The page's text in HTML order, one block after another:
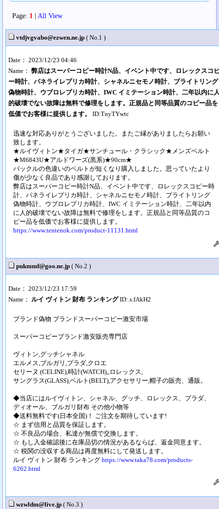
Page: 1 | All View
vtdjvgvabo@ezwen.ne.jp ( No.1 )
Date： 2023/12/23 04:46
Name：弊店はスーパーコピー時計N品、イベント中です、ロレックスコ
ー時計、パネライレプリカ時計、シャネルニセモノ時計、ブライトリング
偽物時計、ウブロレプリカ時計、IWC イミテーション時計、二年以内に
的破壊でない故障は無料で修理をします。正規品と同等品質のコピー品を
低価でお客様に提供します。
ID:TnyTYwtc
迅速な対応ありがとうございました。またご縁がありましたらお願い
致します。
★ルイヴィトン★タイガ★サンチュール・クラシック★メンズベルト
★M6843U★アルドワーズ(黒系)★90cm★
バックルの色違いのベルトが短くなり購入しました。思っていたより
傷が少なく良品であり感謝しております。
弊店はスーパーコピー時計N品、イベント中です、ロレックスコピー時
計、パネライレプリカ時計、シャネルニセモノ時計、ブライトリング
偽物時計、ウブロレプリカ時計、IWC イミテーション時計、二年以内
に人的破壊でない故障は無料で修理をします。正規品と同等品質のコ
ピー品を低価でお客様に提供します。
https://www.tentenok.com/product-11131.html
pukmmf@goo.ne.jp ( No.2 )
Date： 2023/12/23 17:59
Name：ルイ ヴィトン 財布 ランキングID:.s.fAkH2
ブランド偽物 ブランドスーパーコピー激安市場
スーパーコピーブランド激安販売専門店
ヴィトン,グッチシャネル
エルメス,ブルガリ,プラダ,クロエ
セリーヌ (CELINE),時計(WATCH),,ロレックス,
サングラス(GLASS),ベルト(BELT),アクセサリー,帽子の販売、通販。
◆当店にはルイヴィトン、シャネル、グッチ、ロレックス、プラダ、
ディオール、ブルガリ財布 その他小物等
◆送料無料です(日本全国)！ ご注文を期待しています!
☆ まず信用と品質を保証します。
☆ 不良品の場合、私達が無償で交換します。
☆ もし入金確認後に在庫品切の情況があるならば、返金同意ます。
☆ 税関の没収する商品は再度無料にして発送します。
ルイ ヴィトン 財布 ランキングhttps://www.taka78.com/products-
6262.html
wzwldm@live.jp ( No.3 )